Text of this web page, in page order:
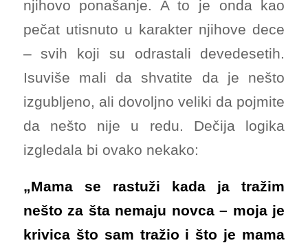
njihovo ponašanje. A to je onda kao
pečat utisnuto u karakter njihove dece
– svih koji su odrastali devedesetih.
Isuviše mali da shvatite da je nešto
izgubljeno, ali dovoljno veliki da pojmite
da nešto nije u redu. Dečija logika
izgledala bi ovako nekako:
„Mama se rastuži kada ja tražim
nešto za šta nemaju novca – moja je
krivica što sam tražio i što je mama